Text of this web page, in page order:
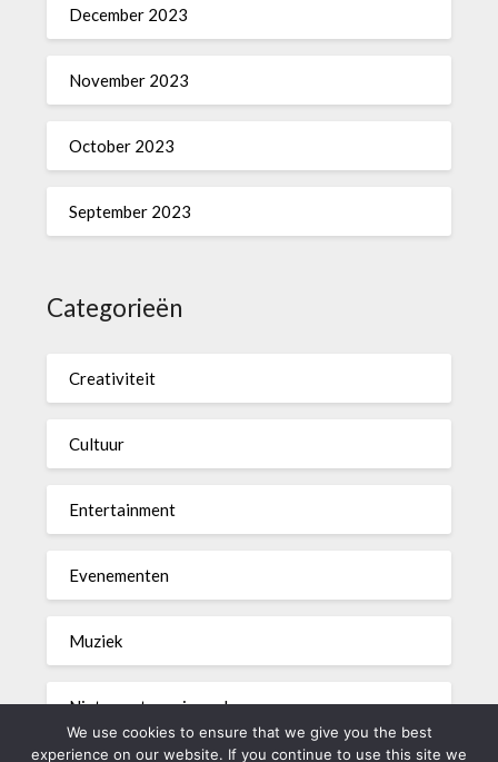
December 2023
November 2023
October 2023
September 2023
Categorieën
Creativiteit
Cultuur
Entertainment
Evenementen
Muziek
Niet gecategoriseerd
We use cookies to ensure that we give you the best
experience on our website. If you continue to use this site we